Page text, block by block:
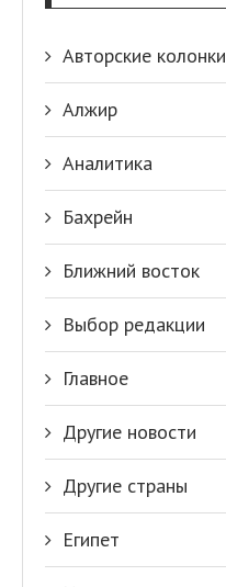
Авторские колонки
Алжир
Аналитика
Бахрейн
Ближний восток
Выбор редакции
Главное
Другие новости
Другие страны
Египет